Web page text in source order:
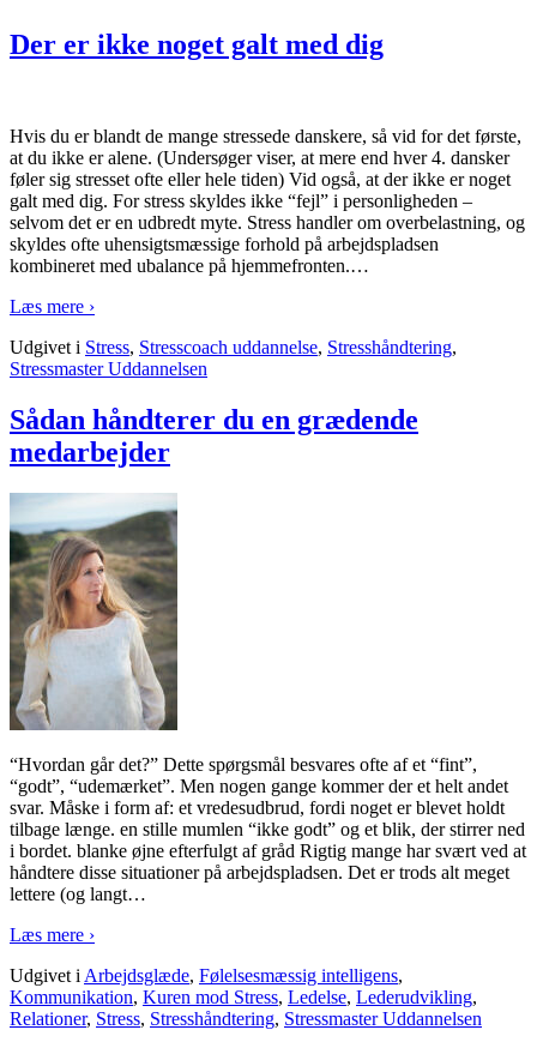
Der er ikke noget galt med dig
Hvis du er blandt de mange stressede danskere, så vid for det første,
at du ikke er alene. (Undersøger viser, at mere end hver 4. dansker
føler sig stresset ofte eller hele tiden) Vid også, at der ikke er noget
galt med dig. For stress skyldes ikke “fejl” i personligheden –
selvom det er en udbredt myte. Stress handler om overbelastning, og
skyldes ofte uhensigtsmæssige forhold på arbejdspladsen
kombineret med ubalance på hjemmefronten.…
Læs mere ›
Udgivet i Stress, Stresscoach uddannelse, Stresshåndtering,
Stressmaster Uddannelsen
Sådan håndterer du en grædende
medarbejder
“Hvordan går det?” Dette spørgsmål besvares ofte af et “fint”,
“godt”, “udemærket”. Men nogen gange kommer der et helt andet
svar. Måske i form af: et vredesudbrud, fordi noget er blevet holdt
tilbage længe. en stille mumlen “ikke godt” og et blik, der stirrer ned
i bordet. blanke øjne efterfulgt af gråd Rigtig mange har svært ved at
håndtere disse situationer på arbejdspladsen. Det er trods alt meget
lettere (og langt…
Læs mere ›
Udgivet i Arbejdsglæde, Følelsesmæssig intelligens,
Kommunikation, Kuren mod Stress, Ledelse, Lederudvikling,
Relationer, Stress, Stresshåndtering, Stressmaster Uddannelsen